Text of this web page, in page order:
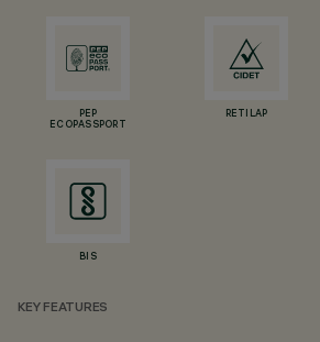
PEP
ECOPASSPORT
RETILAP
BIS
KEY FEATURES